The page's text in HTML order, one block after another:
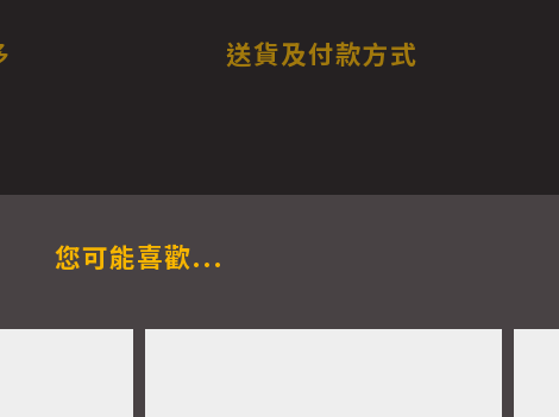
送貨及付款方式
您可能喜歡...